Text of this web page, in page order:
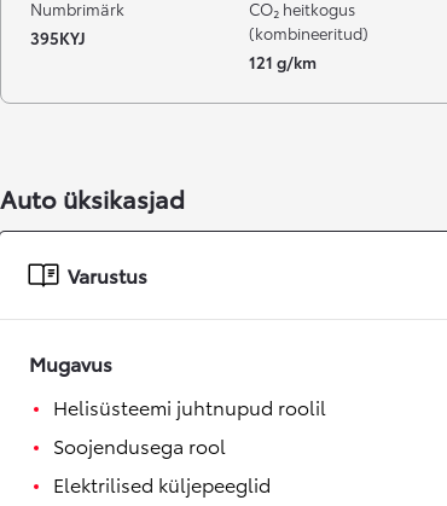
Numbrimärk
395KYJ
CO₂ heitkogus
(kombineeritud)
121 g/km
Auto üksikasjad
Varustus
Mugavus
Helisüsteemi juhtnupud roolil
Soojendusega rool
Elektrilised küljepeeglid